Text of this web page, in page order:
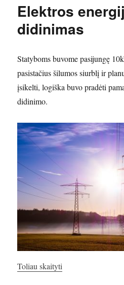
Elektros
didinimas
Statyboms buvome pasijungę
pasistačius šilumos siurblį ir
įsikelti, logiška buvo pradėti
didinimo.
Toliau skaityti